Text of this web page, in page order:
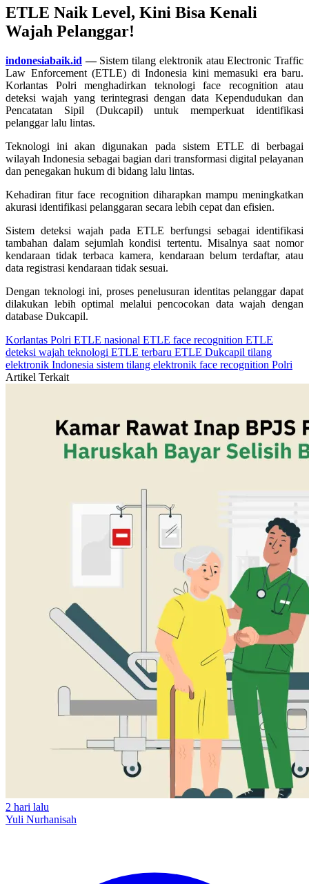
ETLE Naik Level, Kini Bisa Kenali
Wajah Pelanggar!
indonesiabaik.id —Sistem tilang elektronik atau Electronic Traffic
Law Enforcement (ETLE) di Indonesia kini memasuki era baru.
Korlantas Polri menghadirkan teknologi face recognition atau
deteksi wajah yang terintegrasi dengan data Kependudukan dan
Pencatatan Sipil (Dukcapil) untuk memperkuat identifikasi
pelanggar lalu lintas.
Teknologi ini akan digunakan pada sistem ETLE di berbagai
wilayah Indonesia sebagai bagian dari transformasi digital pelayanan
dan penegakan hukum di bidang lalu lintas.
Kehadiran fitur face recognition diharapkan mampu meningkatkan
akurasi identifikasi pelanggaran secara lebih cepat dan efisien.
Sistem deteksi wajah pada ETLE berfungsi sebagai identifikasi
tambahan dalam sejumlah kondisi tertentu. Misalnya saat nomor
kendaraan tidak terbaca kamera, kendaraan belum terdaftar, atau
data registrasi kendaraan tidak sesuai.
Dengan teknologi ini, proses penelusuran identitas pelanggar dapat
dilakukan lebih optimal melalui pencocokan data wajah dengan
database Dukcapil.
Korlantas Polri ETLE nasional ETLE face recognition ETLE
deteksi wajah teknologi ETLE terbaru ETLE Dukcapil tilang
elektronik Indonesia sistem tilang elektronik face recognition Polri
Artikel Terkait
2 hari lalu
Yuli Nurhanisah